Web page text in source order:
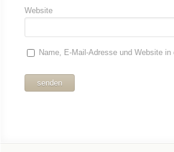
Website
Name, E-Mail-Adresse und Website